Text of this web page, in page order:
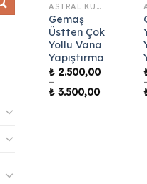
ASTRAL KUM FILTRESI
Gemaş
Üstten Çok
Yollu Vana
Yapıştırma
₺ 2.500,00
–
₺ 3.500,00Fiyat